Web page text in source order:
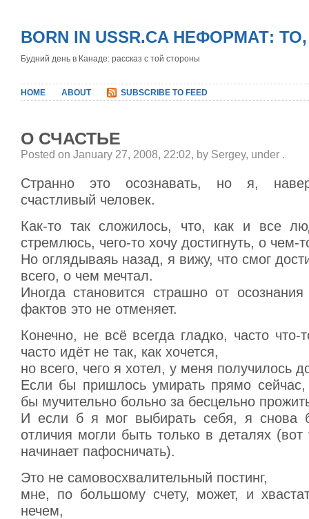
BORN IN USSR.CA НЕФОРМАТ:
Будний день в Канаде: рассказ с той стороны
HOME ABOUT SUBSCRIBE TO FEED
О СЧАСТЬЕ
Posted on January 27, 2008, 22:02, by Sergey, under .
Странно это осознавать, но я,
счастливый человек.
Как-то так сложилось, что, как и все
стремлюсь, чего-то хочу достигнуть, о чем-
Но оглядываяь назад, я вижу, что смог
всего, о чем мечтал.
Иногда становится страшно от
фактов это не отменяет.
Конечно, не всё всегда гладко, часто что-
часто идёт не так, как хочется,
но всего, чего я хотел, у меня получилось
Если бы пришлось умирать прямо
бы мучительно больно за бесцельно
И если б я мог выбирать себя, я снова
отличия могли быть только в деталях (вот
начинает пафосничать).
Это не самовосхвалительный постинг,
мне, по большому счету, может, и
нечем,